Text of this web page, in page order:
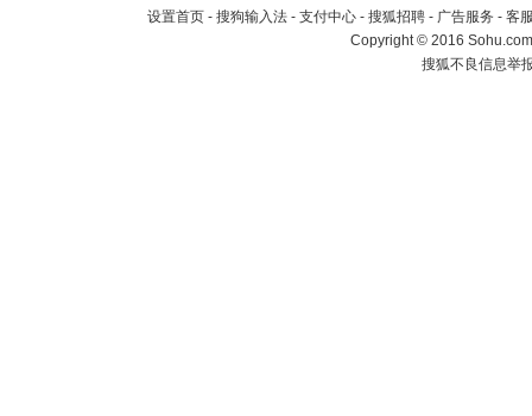
设置首页 - 搜狗输入法 - 支付中心 - 搜狐招聘 - 广告服务 - 客
Copyright©2016
搜狐不良信息举